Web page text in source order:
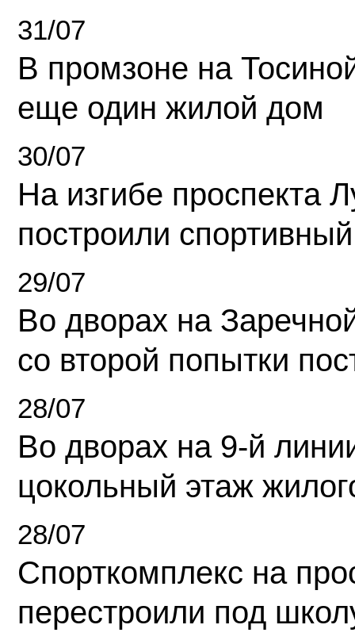
31/07
В промзоне на
еще один жилой дом
30/07
На изгибе проспекта
построили
29/07
Во дворах на
со второй попытки
28/07
Во дворах на 9-й
цокольный этаж
28/07
Спорткомплекс на
перестроили под